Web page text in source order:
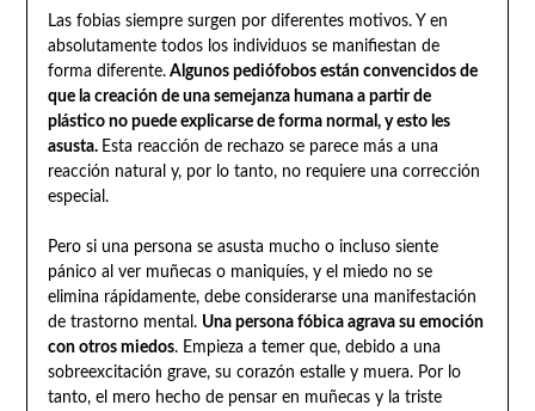
Las fobias siempre surgen por diferentes motivos. Y en
absolutamente todos los individuos se manifiestan de
forma diferente.Algunos pediófobos están convencidos de
que la creación de una semejanza humana a partir de
plástico no puede explicarse de forma normal, y esto les
asusta. Esta reacción de rechazo se parece más a una
reacción natural y, por lo tanto, no requiere una corrección
especial.
Pero si una persona se asusta mucho o incluso siente
pánico al ver muñecas o maniquíes, y el miedo no se
elimina rápidamente, debe considerarse una manifestación
de trastorno mental. Una persona fóbica agrava su emoción
con otros miedos. Empieza a temer que, debido a una
sobreexcitación grave, su corazón estalle y muera. Por lo
tanto, el mero hecho de pensar en muñecas y la triste